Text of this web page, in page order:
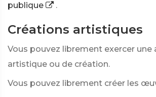
publique
.
Créations artistiques
Vous pouvez librement exercer une
artistique ou de création.
Vous pouvez librement créer les